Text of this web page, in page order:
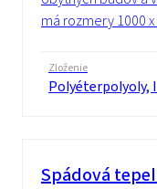
má rozmery 1000
Zloženie
Polyéterpolyoly,
Spádová